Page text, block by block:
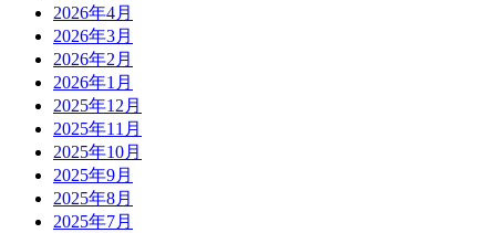
2026年4月
2026年3月
2026年2月
2026年1月
2025年12月
2025年11月
2025年10月
2025年9月
2025年8月
2025年7月